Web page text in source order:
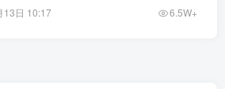
13日 10:17 6.5W+